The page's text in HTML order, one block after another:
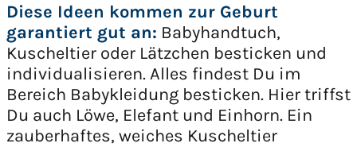
Diese Ideen kommen zur Geburt
garantiert gut an: Babyhandtuch,
Kuscheltier oder Lätzchen besticken und
individualisieren. Alles findest Du im
Bereich Babykleidung besticken. Hier triffst
Du auch Löwe, Elefant und Einhorn. Ein
zauberhaftes, weiches Kuscheltier